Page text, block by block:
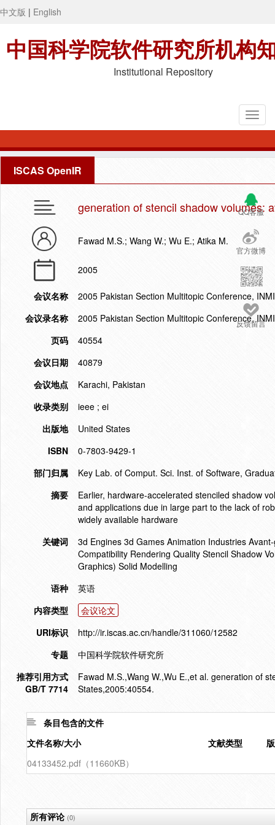
中文版 | English
中国科学院软件研究所机构
Institutional Repository
ISCAS OpenIR
QQ客服
官方微博
反馈留言
generation of stencil shadow volumes:
Fawad M.S.; Wang W.; Wu E.; Atika M.
2005
会议名称
2005 Pakistan Section Multitopic Conference,
会议录名称
2005 Pakistan Section Multitopic Conference,
页码
40554
会议日期
40879
会议地点
Karachi, Pakistan
收录类别
ieee ; ei
出版地
United States
ISBN
0-7803-9429-1
部门归属
Key Lab. of Comput. Sci. Inst. of Software,
摘要
Earlier, hardware-accelerated stenciled shadow
and applications due in large part to the lack of
widely available hardware
关键词
3d Engines 3d Games Animation Industries
Compatibility Rendering Quality Stencil Shadow
Graphics) Solid Modelling
语种
英语
内容类型
会议论文
URI标识
http://ir.iscas.ac.cn/handle/311060/12582
专题
中国科学院软件研究所
推荐引用方式
GB/T 7714
Fawad M.S.,Wang W.,Wu E.,et al. generation of
States,2005:40554.
条目包含的文件
文件名称/大小
文献类型
04133452.pdf（11660KB）
所有评论(0)